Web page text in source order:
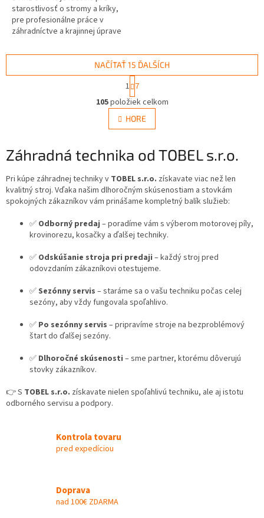
starostlivosť o stromy a kríky,
pre profesionálne práce v
záhradníctve a krajinnej úprave
drevných materiálov na...
O
v
l
á
a
c
i
e
p
v
k
y
v
ý
i
s
u
NAČÍTAŤ 15 ĎALŠÍCH
S
t
r
á
n
k
v
a
i
e
1 7
105položiek celkom
HORE
Záhradná technika od TOBEL s.r.o.
Pri kúpe záhradnej techniky v TOBEL s.r.o. získavate viac než len
kvalitný stroj. Vďaka našim dlhoročným skúsenostiam a stovkám
spokojných zákazníkov vám prinášame kompletný balík služieb:
✅ Odborný predaj – poradíme vám s výberom motorovej píly,
krovinorezu, kosačky a ďalšej techniky.
✅ Odskúšanie stroja pri predaji – každý stroj pred
odovzdaním zákazníkovi otestujeme.
✅Sezónny servis – staráme sa o vašu techniku počas celej
sezóny, aby vždy fungovala spoľahlivo.
✅ Po sezónny servis – pripravíme stroje na bezproblémový
štart do ďalšej sezóny.
✅ Dlhoročné skúsenosti – sme partner, ktorému dôverujú
stovky zákazníkov.
👉 S TOBEL s.r.o. získavate nielen spoľahlivú techniku, ale aj istotu
odborného servisu a podpory.
Kontrola tovaru
pred expedíciou
Doprava
nad 100€ ZDARMA